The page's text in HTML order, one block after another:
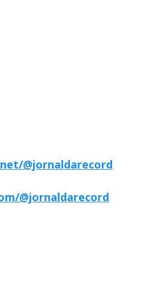
@jornaldarecord
@jornaldarecord